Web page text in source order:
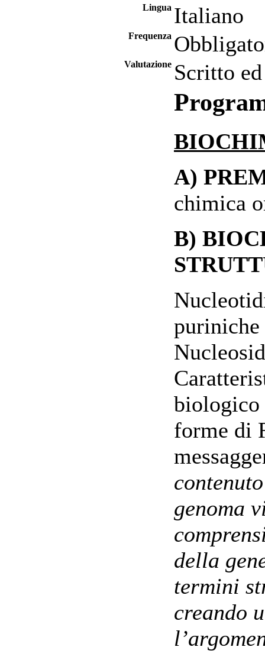
Lingua Italiano
Frequenza
Valutazione Scritto
A)
chimica
B)
biologico
forme di
genoma
della
termini
creando